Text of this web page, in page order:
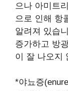
으나 아미트
으로 인해 항
알려져 있습
증가하고 방
이 잘 나오지
*야뇨증